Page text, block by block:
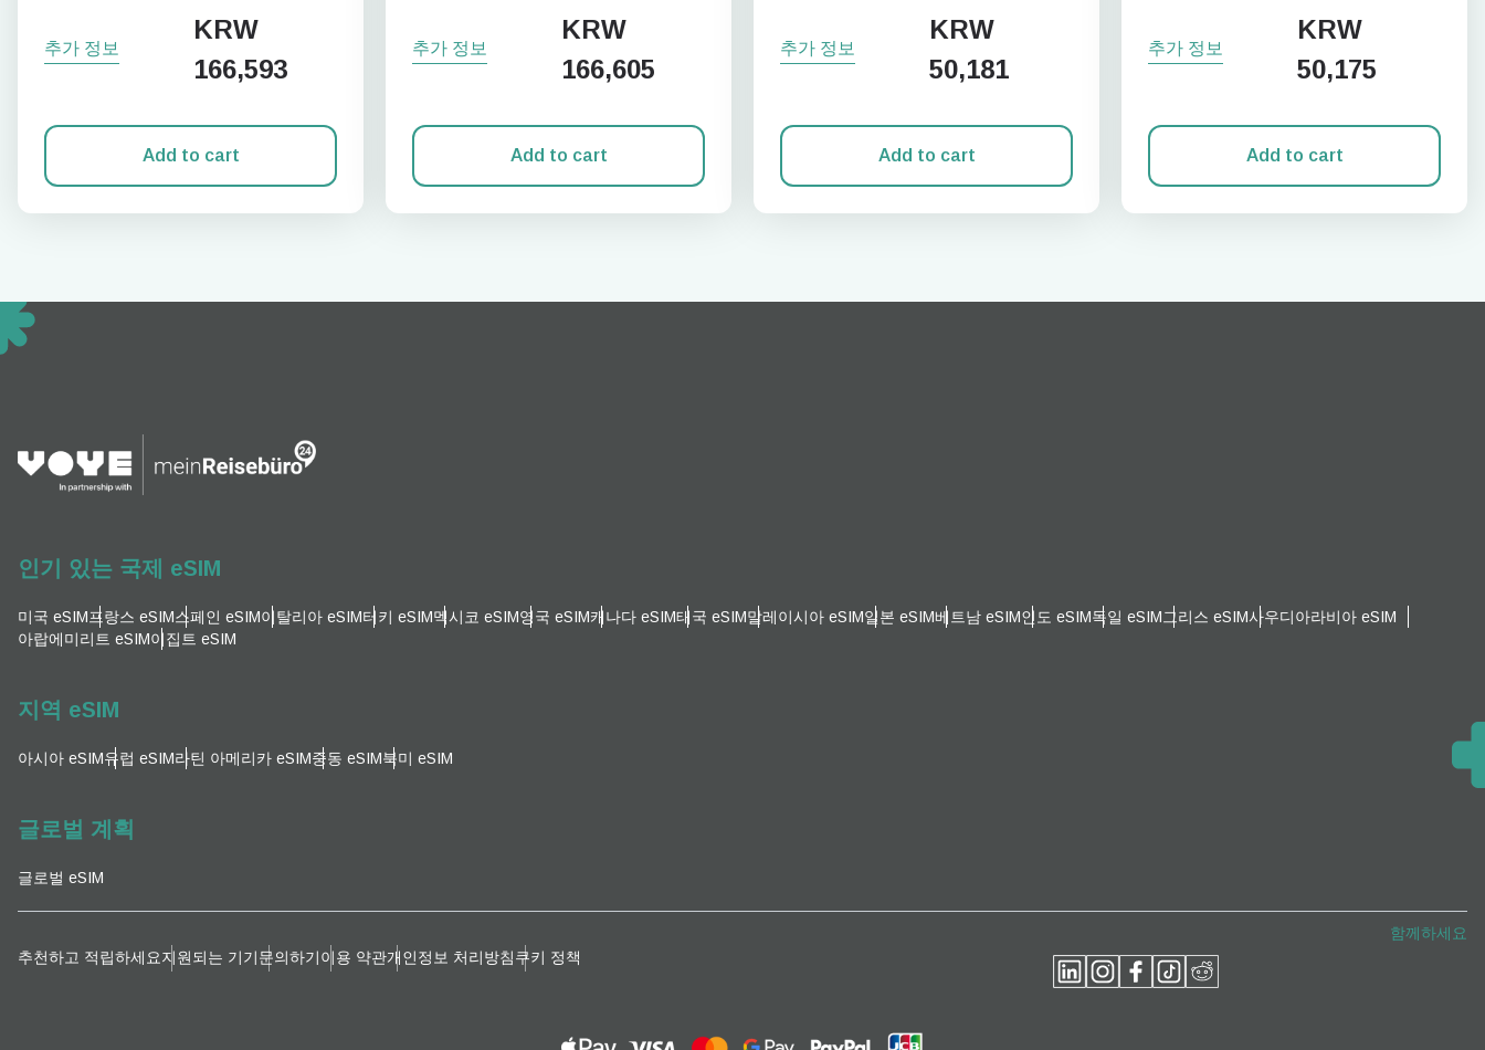
추가 정보
KRW
166,593
Add to cart
추가 정보
KRW
166,605
Add to cart
추가 정보
KRW
50,181
Add to cart
추가 정보
KRW
50,175
Add to cart
인기 있는 국제 eSIM
미국 eSIM프랑스 eSIM스페인 eSIM이탈리아 eSIM터키 eSIM멕시코 eSIM영국 eSIM캐나다 eSIM태국 eSIM말레이시아 eSIM일본 eSIM베트남 eSIM인도 eSIM독일 eSIM그리스 eSIM사우디아라비아 eSIM
아랍에미리트 eSIM이집트 eSIM
지역 eSIM
아시아 eSIM유럽 ​​eSIM라틴 아메리카 eSIM중동 eSIM북미 eSIM
글로벌 계획
글로벌 eSIM
추천하고 적립하세요지원되는 기기문의하기이용 약관개인정보 처리방침쿠키 정책
함께하세요
Deutsch Français
팝업 닫기
통화 선택:
EUR - 유로